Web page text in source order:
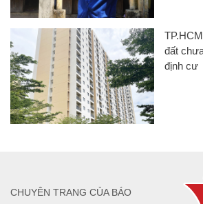
đất
định cư
CHUYÊN TRANG CỦA BÁO